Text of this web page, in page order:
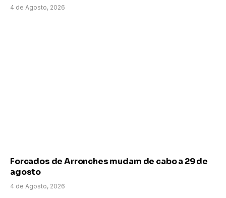
4 de Agosto, 2026
Forcados de Arronches mudam de cabo a 29 de
agosto
4 de Agosto, 2026